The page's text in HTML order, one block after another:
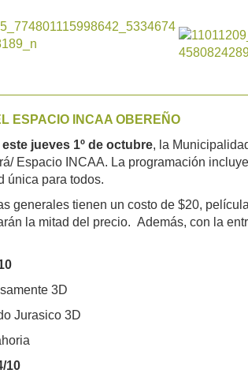
ESPACIO INCAA OBEREÑO
jueves 1º de octubre, la
Espacio INCAA. La programación
única para todos.
generales tienen un costo de $20,
la mitad del precio. Además, con la
3D
Jurasico 3D
10